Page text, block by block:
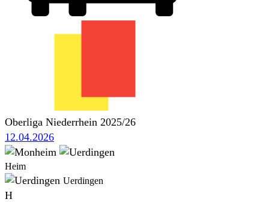
Oberliga Niederrhein 2025/26
12.04.2026
Heim
Uerdingen
H